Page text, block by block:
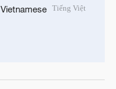
Vietnamese Tiếng Việt